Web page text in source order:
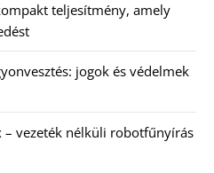
teljesítmény, amely
jogok és védelmek
– vezeték nélküli robotfűnyírás